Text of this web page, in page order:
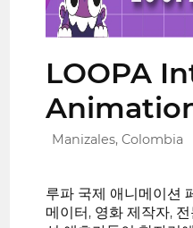
LOOPA
Manizales, Colombia
루파 국제 애니메이션
메이터, 영화 제작자,